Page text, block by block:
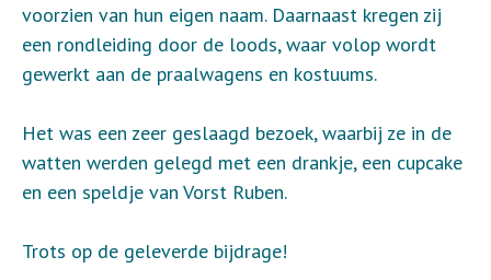
voorzien van hun eigen naam. Daarnaast kregen zij
een rondleiding door de loods, waar volop wordt
gewerkt aan de praalwagens en kostuums.
Het was een zeer geslaagd bezoek, waarbij ze in de
watten werden gelegd met een drankje, een cupcake
en een speldje van Vorst Ruben.
Trots op de geleverde bijdrage!